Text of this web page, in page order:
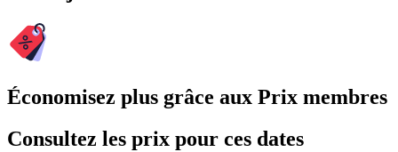
Économisez plus grâce aux Prix membres
Consultez les prix pour ces dates